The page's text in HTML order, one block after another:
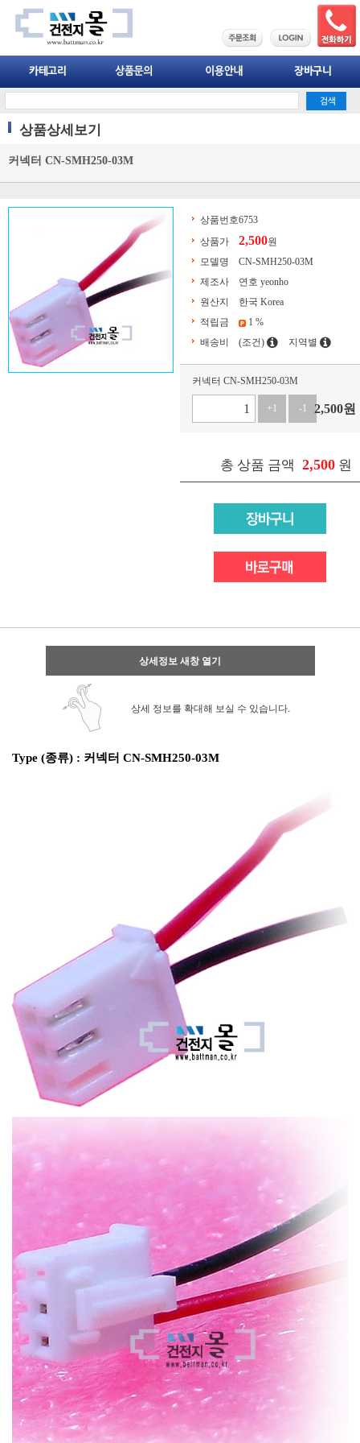
상품상세보기
커넥터 CN-SMH250-03M
상품번호6753
상품가
2,500원
모델명
CN-SMH250-03M
제조사
연호 yeonho
원산지
한국 Korea
적립금
1 %
배송비
(조건) 지역별
커넥터 CN-SMH250-03M
+1 -1 2,500원
총 상품 금액 2,500 원
상세정보 새창 열기
상세 정보를 확대해 보실 수 있습니다.
Type (종류) : 커넥터 CN-SMH250-03M